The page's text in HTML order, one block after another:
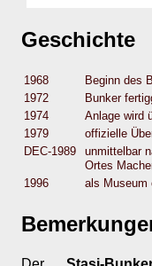
Geschichte
1968
Beginn des
1972
Bunker
1974
Anlage wird
1979
offizielle
DEC-1989
unmittelbar
Ortes
1996
als Museum